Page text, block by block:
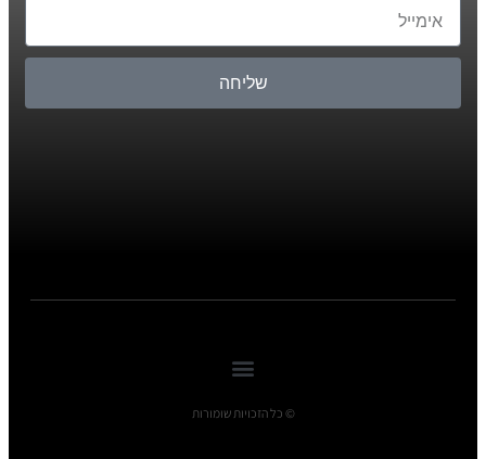
שליחה
© כל הזכויות שומורות